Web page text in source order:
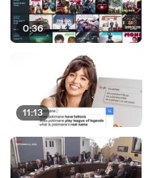
0:36
11:13